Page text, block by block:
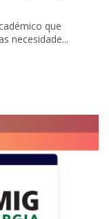
que
necesidade...